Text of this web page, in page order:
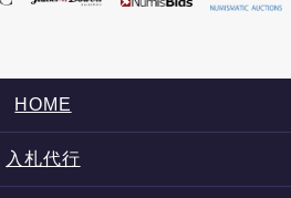
HOME
入札代行